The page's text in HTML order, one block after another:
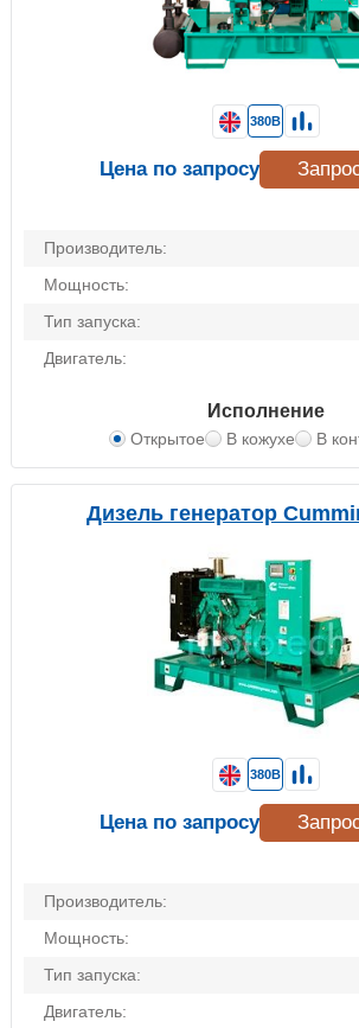
Производитель:
Мощность:
Тип запуска:
Двигатель:
Исполнение
Открытое В кожухе В
380В
Цена по запросу
Дизель генератор
Производитель:
Мощность:
Тип запуска:
Двигатель:
380В
Цена по запросу